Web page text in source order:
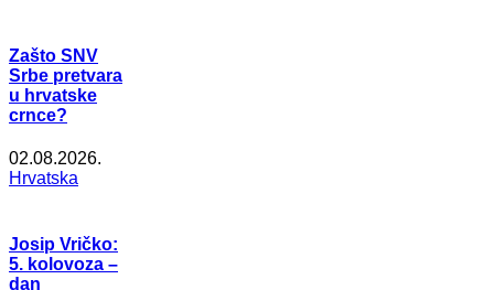
Zašto SNV
Srbe pretvara
u hrvatske
crnce?
02.08.2026.
Hrvatska
Josip Vričko:
5. kolovoza –
dan